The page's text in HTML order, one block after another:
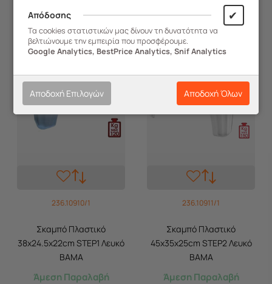
236.10910/1
Σκαμπό Πλαστικό
38x24.5x22cm STEP1 Λευκό
BAMA
Άμεση Παραλαβή
236.10911/1
Σκαμπό Πλαστικό
45x35x25cm STEP2 Λευκό
BAMA
Άμεση Παραλαβή
Απόδοσης ✔
Τα cookies στατιστικών μας δίνουν τη δυνατότητα να
βελτιώνουμε την εμπειρία που προσφέρουμε.
Google Analytics, BestPrice Analytics, Snif Analytics
Αποδοχή Επιλογών Αποδοχή Όλων